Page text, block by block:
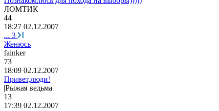
ЛОМТИК
44
18:27 02.12.2007
... 3
Женюсь
fainker
73
18:09 02.12.2007
Привет,люди!
|Рыжая ведьма|
13
17:39 02.12.2007